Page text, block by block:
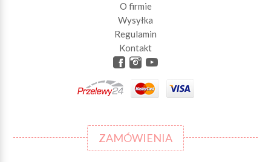
O firmie
Wysyłka
Regulamin
Kontakt
ZAMÓWIENIA